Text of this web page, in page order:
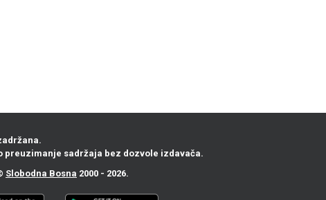
preuzimanje sadržaja bez dozvole izdavača.
Slobodna Bosna 2000 - 2026.